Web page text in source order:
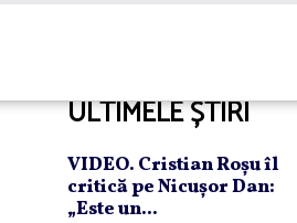
ULTIMELE ȘTIRI
VIDEO. Cristian Roşu îl
critică pe Nicuşor Dan:
„Este un...